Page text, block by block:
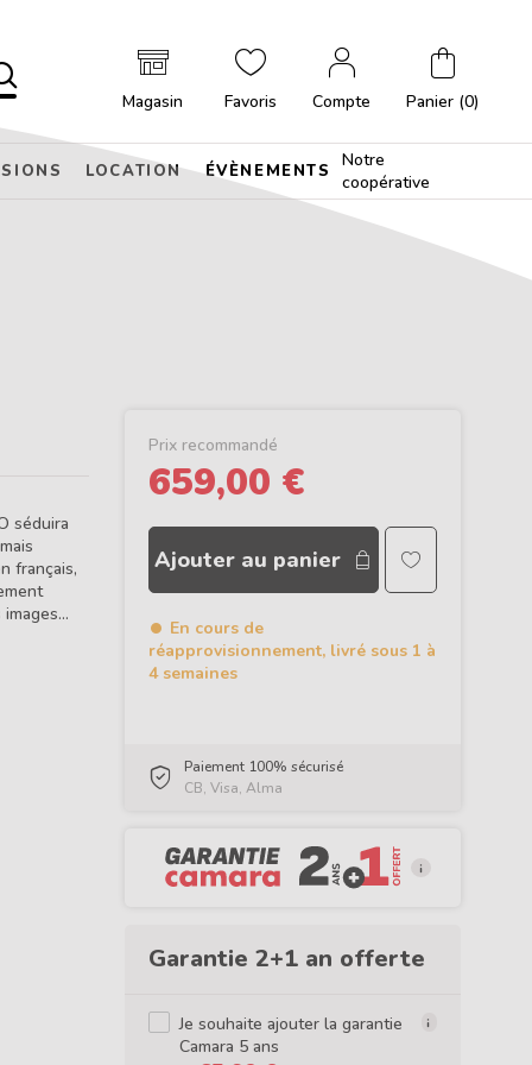
Magasin
Favoris Compte Panier (0)
Notre
coopérative
LOCATION ÉVÈNEMENTS
Prix recommandé
659,00 €
Ajouter au panier
En cours de
réapprovisionnement, livré sous 1 à
4 semaines
Paiement 100% sécurisé
CB, Visa, Alma
Garantie 2+1 an offerte
Je souhaite ajouter la garantie
Camara 5 ans
séduira
français,
Ultra